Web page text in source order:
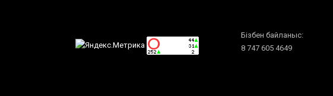
Бізбен байланыс:
8 747 605 4649